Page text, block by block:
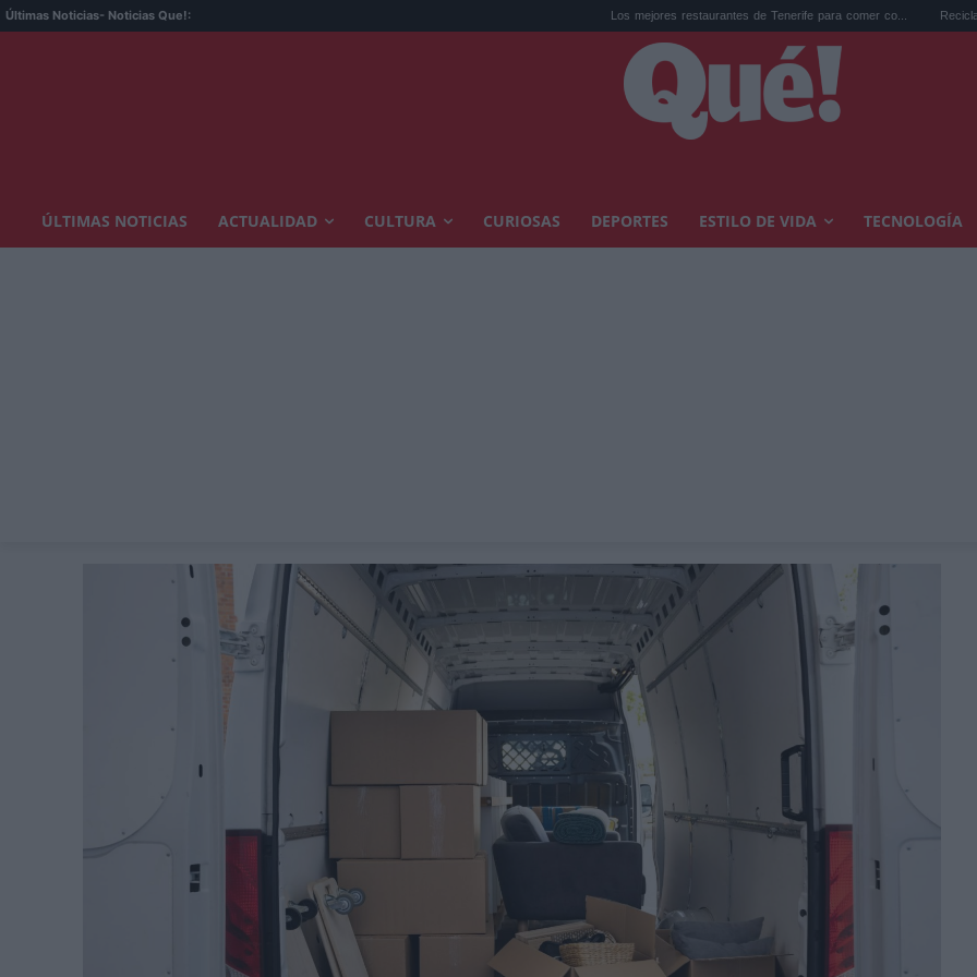
Últimas Noticias- Noticias Que!: Los mejores restaurantes de Tenerife para comer co... Reciclar cápsulas de
ÚLTIMAS NOTICIAS ACTUALIDAD CULTURA CURIOSAS DEPORTES ESTILO DE VIDA TECNOLOGÍA